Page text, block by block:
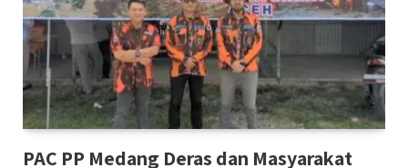
PAC PP Medang Deras dan Masyarakat